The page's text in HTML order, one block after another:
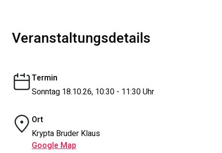
Veranstaltungsdetails
Termin
Sonntag 18.10.26, 10:30 - 11:30 Uhr
Ort
Krypta Bruder Klaus
Google Map